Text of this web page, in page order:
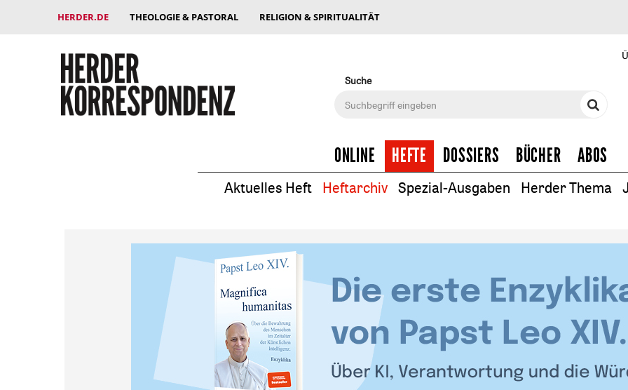
HERDER.DE THEOLOGIE & PASTORAL RELIGION & SPIRITUALITÄT
Suche
ONLINE HEFTE DOSSIERS BÜCHER ABOS
Aktuelles Heft Heftarchiv Spezial-Ausgaben Herder Thema